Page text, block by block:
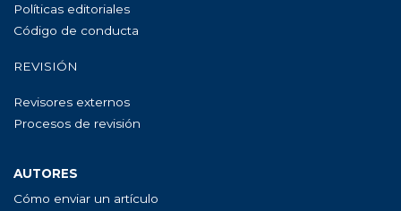
Políticas editoriales
Código de conducta
REVISIÓN
Revisores externos
Procesos de revisión
AUTORES
Cómo enviar un artículo